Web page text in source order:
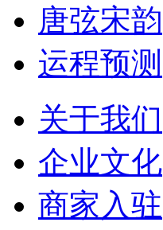
唐弦宋韵
运程预测
关于我们
企业文化
商家入驻